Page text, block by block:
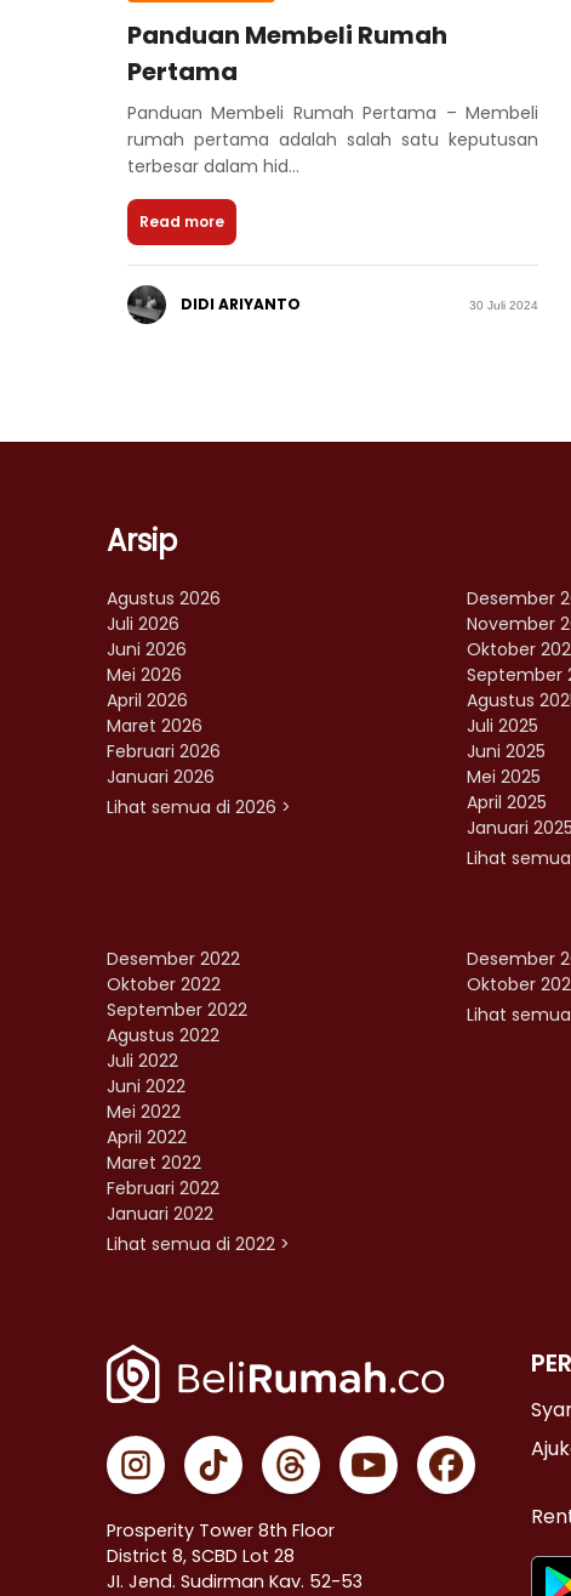
Panduan Membeli Rumah
Pertama
Panduan Membeli Rumah Pertama – Membeli
rumah pertama adalah salah satu keputusan
terbesar dalam hid...
Read more
DIDI ARIYANTO 30 Juli 2024
Arsip
Agustus 2026
Juli 2026
Juni 2026
Mei 2026
April 2026
Maret 2026
Februari 2026
Januari 2026
Lihat semua di 2026 >
Desember
November
Oktober
September
Agustus
Juli 2025
Juni 2025
Mei 2025
April 2025
Januari 2025
Lihat
Desember 2022
Oktober 2022
September 2022
Agustus 2022
Juli 2022
Juni 2022
Mei 2022
April 2022
Maret 2022
Februari 2022
Januari 2022
Lihat semua di 2022 >
Desember
Oktober
Lihat semua
Prosperity Tower 8th Floor
District 8, SCBD Lot 28
JI. Jend. Sudirman Kav. 52-53